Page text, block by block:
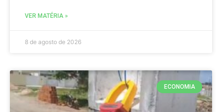
VER MATÉRIA »
8 de agosto de 2026
ECONOMIA